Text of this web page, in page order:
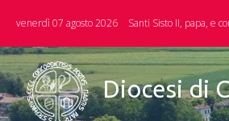
content
venerdì 07 agosto 2026 Santi Sisto II, papa, e
Diocesi di